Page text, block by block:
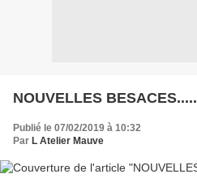
NOUVELLES BESACES.....
Publié le 07/02/2019 à 10:32
Par L Atelier Mauve